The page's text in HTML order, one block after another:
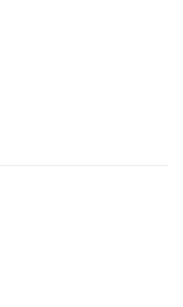
迅速的，为交易者
商，声称通过 mt5
指数、股票和商品，
究